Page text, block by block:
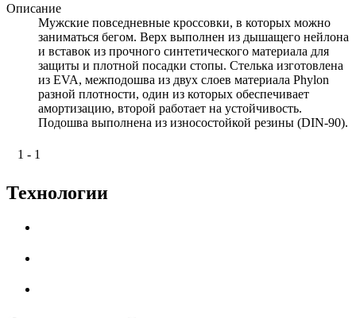
Описание
Мужские повседневные кроссовки, в которых можно
заниматься бегом. Верх выполнен из дышащего нейлона
и вставок из прочного синтетического материала для
защиты и плотной посадки стопы. Стелька изготовлена
из EVA, межподошва из двух слоев материала Phylon
разной плотности, один из которых обеспечивает
амортизацию, второй работает на устойчивость.
Подошва выполнена из износостойкой резины (DIN-90).
1 - 1
Технологии